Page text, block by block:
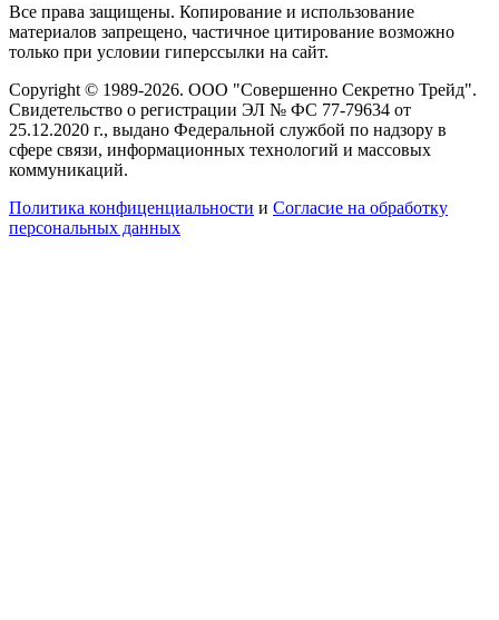
Все права защищены. Копирование и использование
материалов запрещено, частичное цитирование возможно
только при условии гиперссылки на сайт.
Copyright © 1989-2026. ООО "Совершенно Секретно Трейд".
Свидетельство о регистрации ЭЛ № ФС 77-79634 от
25.12.2020 г., выдано Федеральной службой по надзору в
сфере связи, информационных технологий и массовых
коммуникаций.
Политика конфиценциальности и Согласие на обработку
персональных данных